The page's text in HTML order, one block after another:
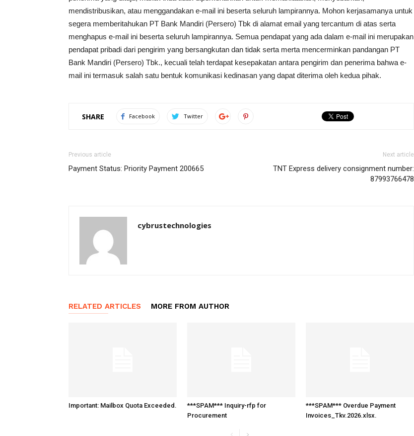
mendistribusikan, atau menggandakan e-mail ini beserta seluruh lampirannya. Mohon kerjasamanya untuk
segera memberitahukan PT Bank Mandiri (Persero) Tbk di alamat email yang tercantum di atas serta
menghapus e-mail ini beserta seluruh lampirannya. Semua pendapat yang ada dalam e-mail ini merupakan
pendapat pribadi dari pengirim yang bersangkutan dan tidak serta merta mencerminkan pandangan PT
Bank Mandiri (Persero) Tbk., kecuali telah terdapat kesepakatan antara pengirim dan penerima bahwa e-
mail ini termasuk salah satu bentuk komunikasi kedinasan yang dapat diterima oleh kedua pihak.
SHARE Facebook Twitter
Previous article
Payment Status: Priority Payment 200665
Next article
TNT Express delivery consignment number:
87993766478
cybrustechnologies
RELATED ARTICLES MORE FROM AUTHOR
Important: Mailbox Quota Exceeded.
***SPAM*** Inquiry-rfp for
Procurement
***SPAM*** Overdue Payment
Invoices_Tkv.2026.xlsx.